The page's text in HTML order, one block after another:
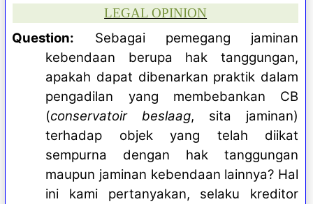
LEGAL OPINION
Question: Sebagai pemegang jaminan
kebendaan berupa hak tanggungan,
apakah dapat dibenarkan praktik dalam
pengadilan yang membebankan CB
(conservatoir beslaag, sita jaminan)
terhadap objek yang telah diikat
sempurna dengan hak tanggungan
maupun jaminan kebendaan lainnya? Hal
ini kami pertanyakan, selaku kreditor